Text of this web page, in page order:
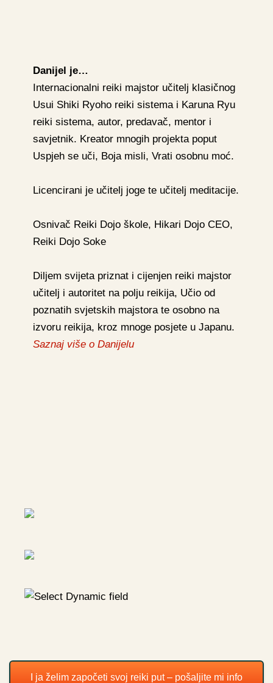
Danijel je…
Internacionalni reiki majstor učitelj klasičnog
Usui Shiki Ryoho reiki sistema i Karuna Ryu
reiki sistema, autor, predavač, mentor i
savjetnik. Kreator mnogih projekta poput
Uspjeh se uči, Boja misli, Vrati osobnu moć.
Licencirani je učitelj joge te učitelj meditacije.
Osnivač Reiki Dojo škole, Hikari Dojo CEO,
Reiki Dojo Soke
Diljem svijeta priznat i cijenjen reiki majstor
učitelj i autoritet na polju reikija, Učio od
poznatih svjetskih majstora te osobno na
izvoru reikija, kroz mnoge posjete u Japanu.
Saznaj više o Danijelu
I ja želim započeti svoj reiki put – pošaljite mi info